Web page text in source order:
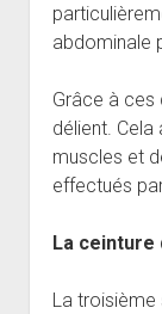
abdominale
Grâce à ces
délient.
muscles et
effectués
La ceinture
La